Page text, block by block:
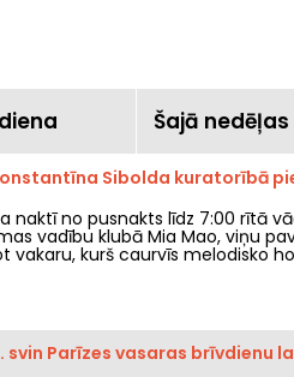
Šajā
Sibolda kuratorībā
naktī no pusnakts līdz 7:00 rītā
vadību klubā Mia Mao, viņu
vakaru, kurš caurvīs melodisko
svin Parīzes vasaras brīvdienu